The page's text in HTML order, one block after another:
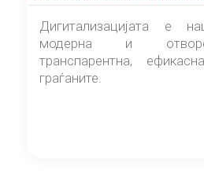
Дигитализацијата е
модерна и
транспарентна,
граѓаните.